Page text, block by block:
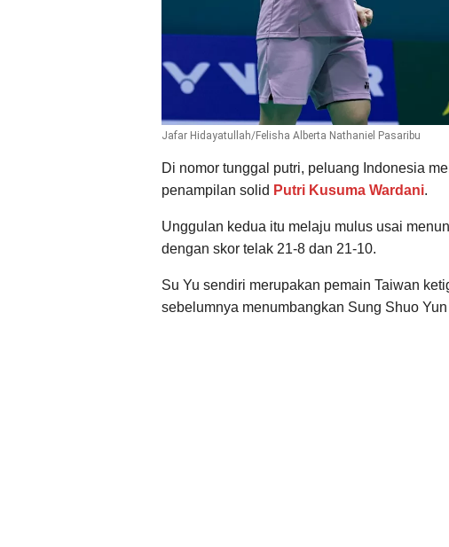
Jafar Hidayatullah/Felisha Alberta Nathaniel Pasaribu
Di nomor tunggal putri, peluang Indonesia
penampilan solid Putri Kusuma Wardani.
Unggulan kedua itu melaju mulus usai
dengan skor telak 21-8 dan 21-10.
Su Yu sendiri merupakan pemain Taiwan
sebelumnya menumbangkan Sung Shuo